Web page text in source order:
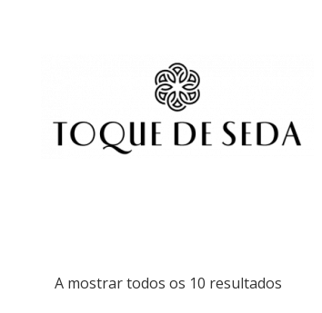
A mostrar todos os 10 resultados
Portes grátis em